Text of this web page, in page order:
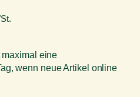
eine
wenn neue Artikel online